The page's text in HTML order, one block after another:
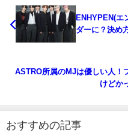
ENHYPEN(エ
ダーに？決め
ASTRO所属のMJは優しい人！
けどか
おすすめの記事